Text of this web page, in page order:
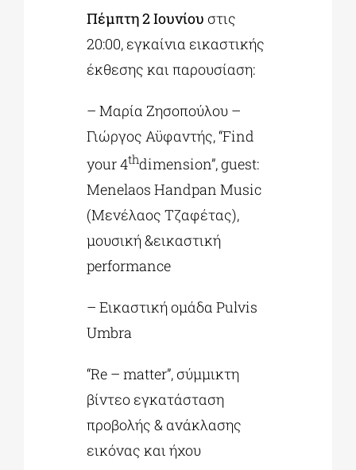
Πέμπτη 2 Ιουνίου στις
20:00, εγκαίνια εικαστικής
έκθεσης και παρουσίαση:
– Μαρία Ζησοπούλου –
Γιώργος Αϋφαντής, “Find
your 4thdimension”, guest:
Menelaos Handpan Music
(Μενέλαος Τζαφέτας),
μουσική &εικαστική
performance
– Εικαστική ομάδα Pulvis
Umbra
“Re – matter”, σύμμικτη
βίντεο εγκατάσταση
προβολής & ανάκλασης
εικόνας και ήχου